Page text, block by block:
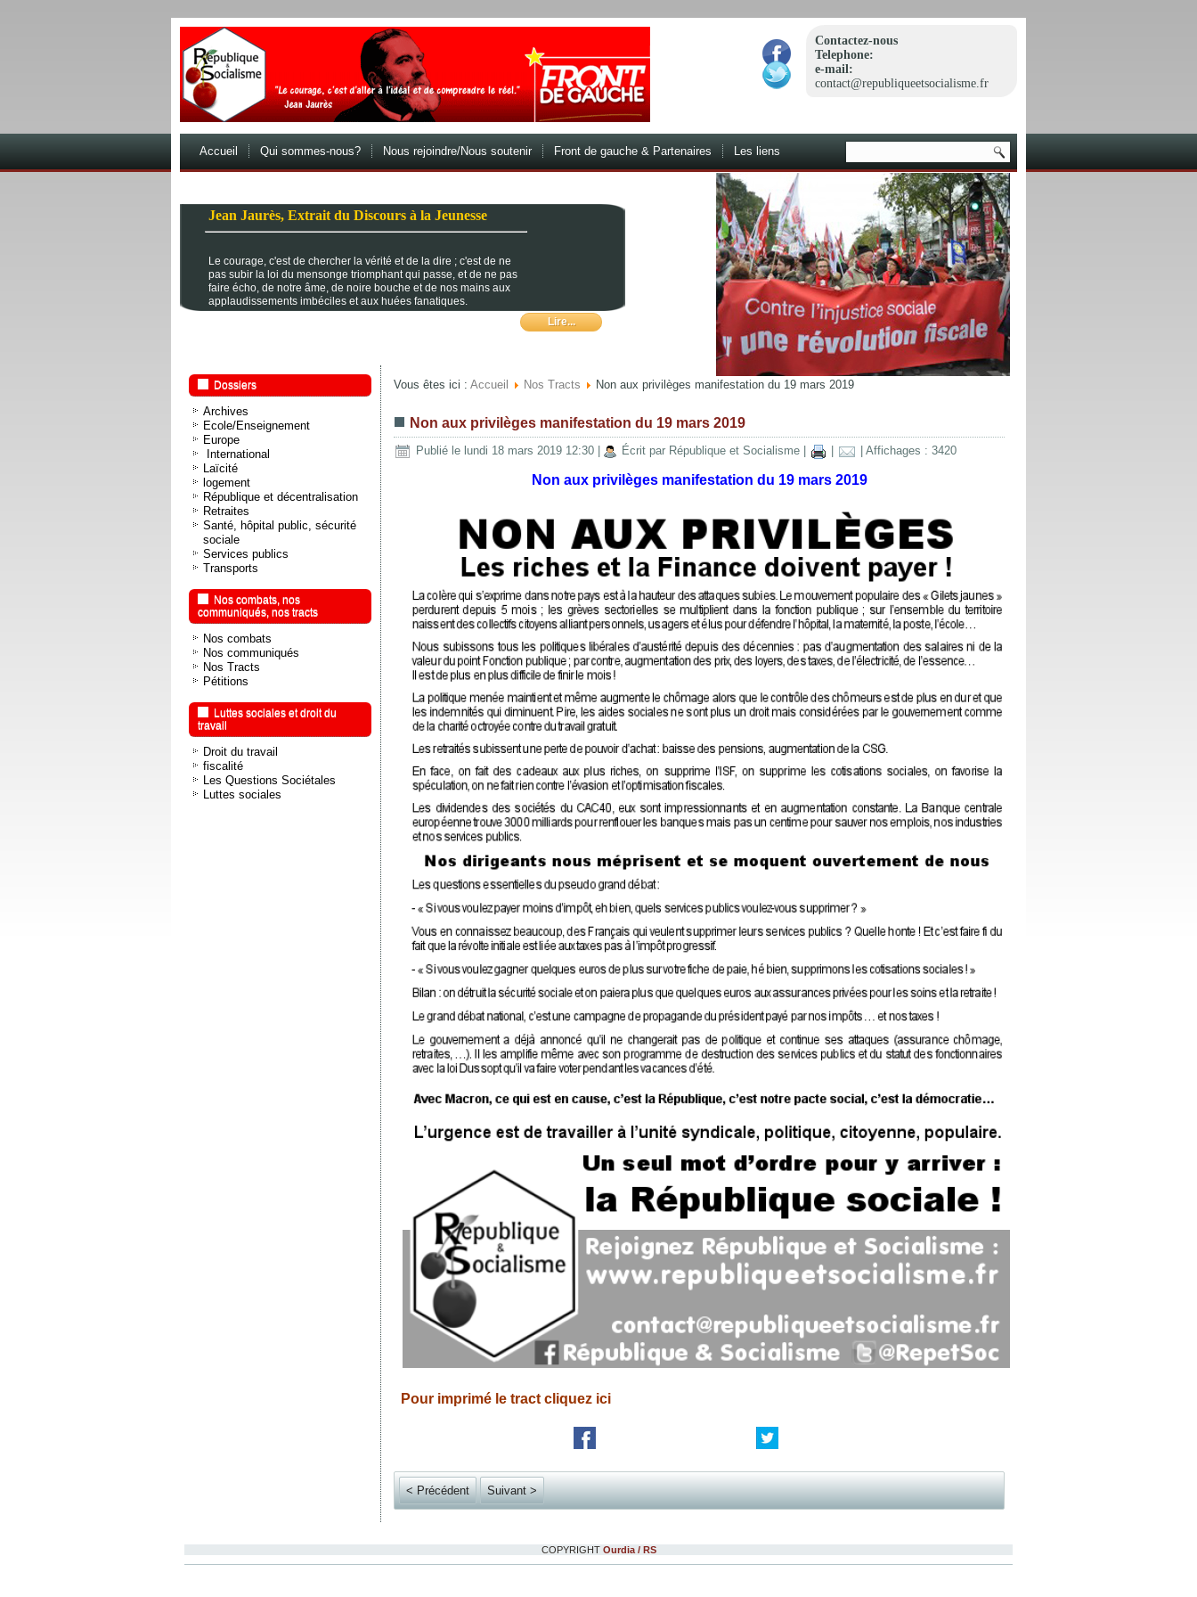
Contactez-nous
Telephone:
e-mail:
contact@republiqueetsocialisme.fr
Jean Jaurès, Extrait du Discours à la Jeunesse
Le courage, c'est de chercher la vérité et de la dire ; c'est de ne
pas subir la loi du mensonge triomphant qui passe, et de ne pas
faire écho, de notre âme, de noire bouche et de nos mains aux
applaudissements imbéciles et aux huées fanatiques.
Lire...
Accueil Qui sommes-nous? Nous rejoindre/Nous soutenir Front de gauche & Partenaires Les liens
Dossiers
Archives
Ecole/Enseignement
Europe
International
Laïcité
logement
République et décentralisation
Retraites
Santé, hôpital public, sécurité
sociale
Services publics
Transports
Nos combats, nos
communiqués, nos tracts
Nos combats
Nos communiqués
Nos Tracts
Pétitions
Luttes sociales et droit du
travail
Droit du travail
fiscalité
Les Questions Sociétales
Luttes sociales
Vous êtes ici : Accueil Nos Tracts Non aux privilèges manifestation du 19 mars 2019
Non aux privilèges manifestation du 19 mars 2019
Publié le lundi 18 mars 2019 12:30 Écrit par République et Socialisme | Affichages : 3420
Non aux privilèges manifestation du 19 mars 2019
Pour imprimé le tract cliquez ici
< Précédent Suivant >
COPYRIGHT Ourdia / RS